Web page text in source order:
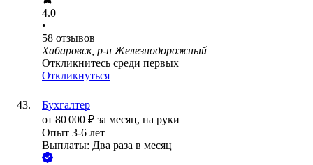
4.0
•
58 отзывов
Хабаровск, р-н Железнодорожный
Откликнитесь среди первых
Откликнуться
Бухгалтер
от 80 000 ₽ за месяц, на руки
Опыт 3-6 лет
Выплаты: Два раза в месяц